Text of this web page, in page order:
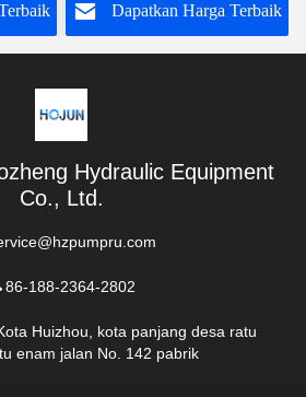
Dapatkan Harga Terbaik
Hydraulic Equipment
Co., Ltd.
86-188-2364-2802
Huizhou, kota panjang desa ratu
enam jalan No. 142 pabrik